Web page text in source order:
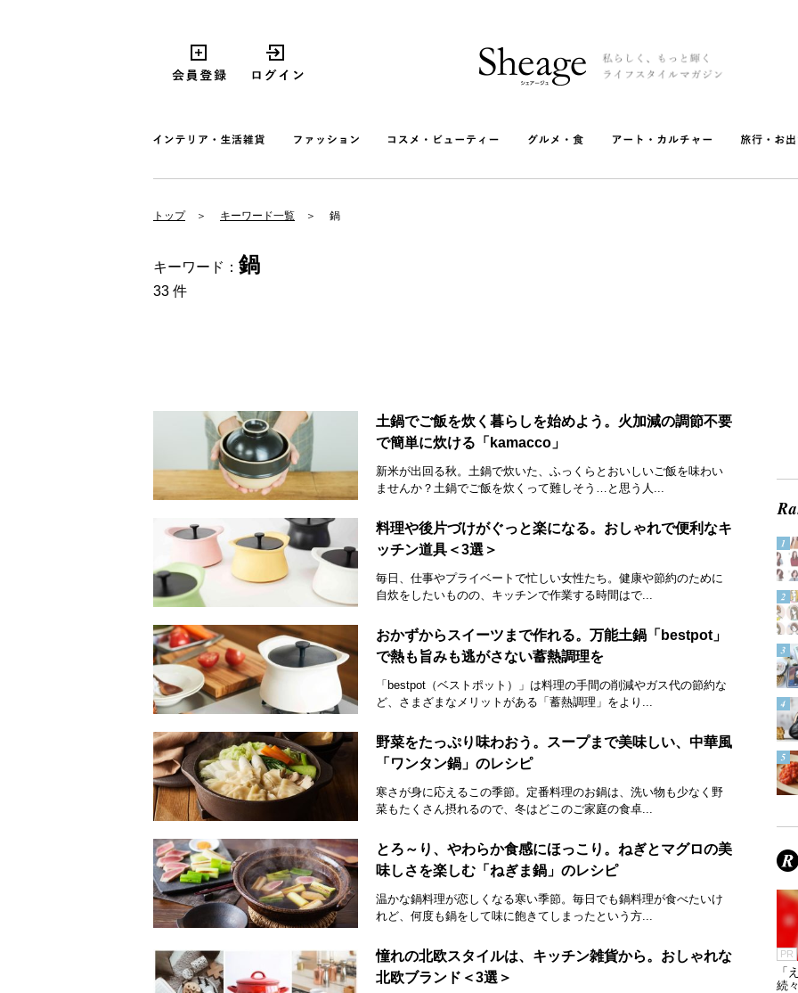
トップ キーワード一覧 鍋
キーワード： 鍋
33 件
土鍋でご飯を炊く暮らしを始めよう。火加減の調節不要
で簡単に炊ける「kamacco」
新米が出回る秋。土鍋で炊いた、ふっくらとおいしいご飯を味わい
ませんか？土鍋でご飯を炊くって難しそう…と思う人...
料理や後片づけがぐっと楽になる。おしゃれで便利なキ
ッチン道具＜3選＞
毎日、仕事やプライベートで忙しい女性たち。健康や節約のために
自炊をしたいものの、キッチンで作業する時間はで...
おかずからスイーツまで作れる。万能土鍋「bestpot」
で熱も旨みも逃がさない蓄熱調理を
「bestpot（ベストポット）」は料理の手間の削減やガス代の節約な
ど、さまざまなメリットがある「蓄熱調理」をより...
野菜をたっぷり味わおう。スープまで美味しい、中華風
「ワンタン鍋」のレシピ
寒さが身に応えるこの季節。定番料理のお鍋は、洗い物も少なく野
菜もたくさん摂れるので、冬はどこのご家庭の食卓...
とろ～り、やわらか食感にほっこり。ねぎとマグロの美
味しさを楽しむ「ねぎま鍋」のレシピ
温かな鍋料理が恋しくなる寒い季節。毎日でも鍋料理が食べたいけ
れど、何度も鍋をして味に飽きてしまったという方...
憧れの北欧スタイルは、キッチン雑貨から。おしゃれな
北欧ブランド＜3選＞
PR
「
続